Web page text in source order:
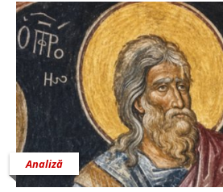
Analiză